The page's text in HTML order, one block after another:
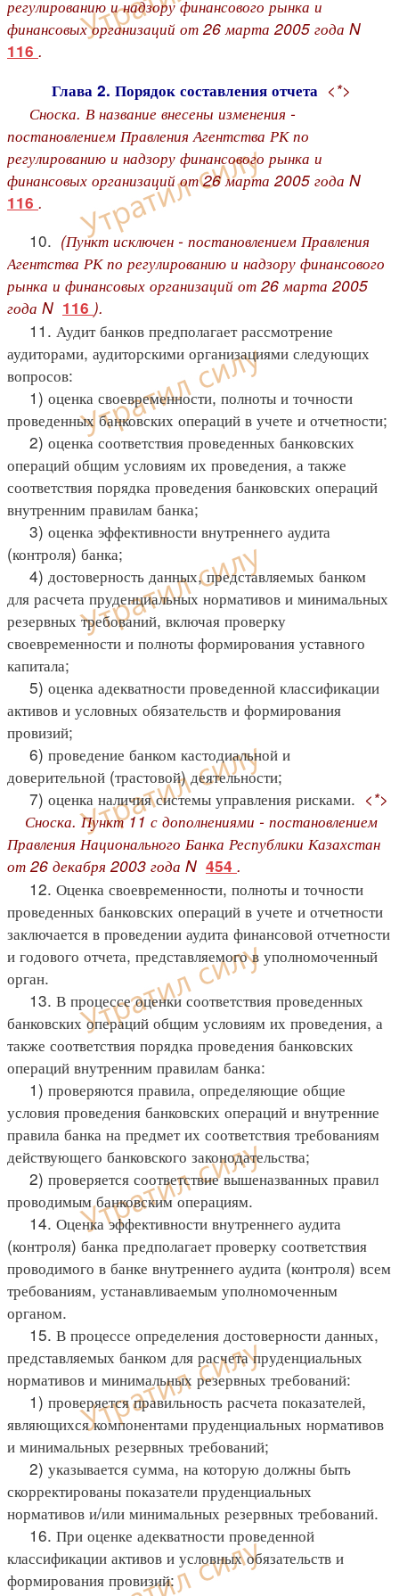
регулированию и надзору финансового рынка и
финансовых организаций от 26 марта 2005 года N
116 .
Глава 2. Порядок составления отчета <*>
Сноска. В название внесены изменения -
постановлением Правления Агентства РК по
регулированию и надзору финансового рынка и
финансовых организаций от 26 марта 2005 года N
116 .
10. (Пункт исключен - постановлением Правления
Агентства РК по регулированию и надзору финансового
рынка и финансовых организаций от 26 марта 2005
года N 116 ).
11. Аудит банков предполагает рассмотрение
аудиторами, аудиторскими организациями следующих
вопросов:
1) оценка своевременности, полноты и точности
проведенных банковских операций в учете и отчетности;
2) оценка соответствия проведенных банковских
операций общим условиям их проведения, а также
соответствия порядка проведения банковских операций
внутренним правилам банка;
3) оценка эффективности внутреннего аудита
(контроля) банка;
4) достоверность данных, представляемых банком
для расчета пруденциальных нормативов и минимальных
резервных требований, включая проверку
своевременности и полноты формирования уставного
капитала;
5) оценка адекватности проведенной классификации
активов и условных обязательств и формирования
провизий;
6) проведение банком кастодиальной и
доверительной (трастовой) деятельности;
7) оценка наличия системы управления рисками. <*>
Сноска. Пункт 11 с дополнениями - постановлением
Правления Национального Банка Республики Казахстан
от 26 декабря 2003 года N 454 .
12. Оценка своевременности, полноты и точности
проведенных банковских операций в учете и отчетности
заключается в проведении аудита финансовой отчетности
и годового отчета, представляемого в уполномоченный
орган.
13. В процессе оценки соответствия проведенных
банковских операций общим условиям их проведения, а
также соответствия порядка проведения банковских
операций внутренним правилам банка:
1) проверяются правила, определяющие общие
условия проведения банковских операций и внутренние
правила банка на предмет их соответствия требованиям
действующего банковского законодательства;
2) проверяется соответствие вышеназванных правил
проводимым банковским операциям.
14. Оценка эффективности внутреннего аудита
(контроля) банка предполагает проверку соответствия
проводимого в банке внутреннего аудита (контроля) всем
требованиям, устанавливаемым уполномоченным
органом.
15. В процессе определения достоверности данных,
представляемых банком для расчета пруденциальных
нормативов и минимальных резервных требований:
1) проверяется правильность расчета показателей,
являющихся компонентами пруденциальных нормативов
и минимальных резервных требований;
2) указывается сумма, на которую должны быть
скорректированы показатели пруденциальных
нормативов и/или минимальных резервных требований.
16. При оценке адекватности проведенной
классификации активов и условных обязательств и
формирования провизий: